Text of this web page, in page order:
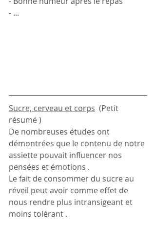
- ...
Sucre, cerveau et corps (Petit
résumé )
De nombreuses études ont
démontrées que le contenu de notre
assiette pouvait influencer nos
pensées et émotions .
Le fait de consommer du sucre au
réveil peut avoir comme effet de
nous rendre plus intransigeant et
moins tolérant .